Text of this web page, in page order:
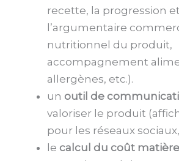
recette, la progression et
l’argumentaire
nutritionnel du produit,
accompagnement
allergènes, etc.).
un outil de
valoriser le produit
pour les réseaux
le calcul du coût matière